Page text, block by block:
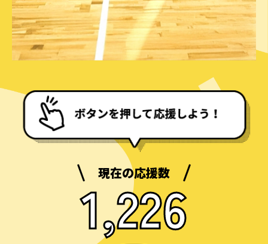
現在の応援数
1,226